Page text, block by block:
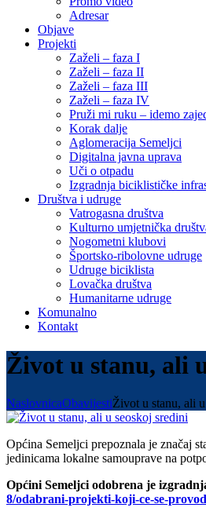
Adresar
Objave
Projekti
Zaželi – faza I
Zaželi – faza II
Zaželi – faza III
Zaželi – faza IV
Pruži mi ruku – idemo
Korak dalje
Aglomeracija Semeljci
Digitalna javna uprava
Uči o otpadu
Izgradnja biciklističke
Društva i udruge
Vatrogasna društva
Kulturno umjetnička
Nogometni klubovi
Športsko-ribolovne udruge
Udruge biciklista
Lovačka društva
Humanitarne udruge
Komunalno
Kontakt
Život u stanu, ali
NaslovnicaObavijestiŽivot u stanu, ali
Općina Semeljci prepoznala je značaj
jedinicama lokalne samouprave na
Općini Semeljci odobrena je
8/odabrani-projekti-koji-ce-se-